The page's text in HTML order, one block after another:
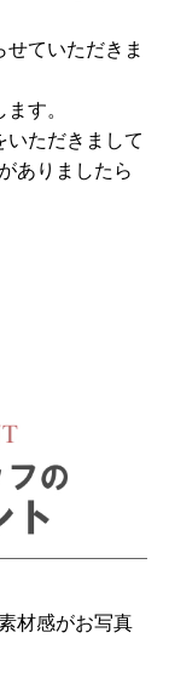
ていただきま
す。
いただきまして
ありましたら
材感がお写真